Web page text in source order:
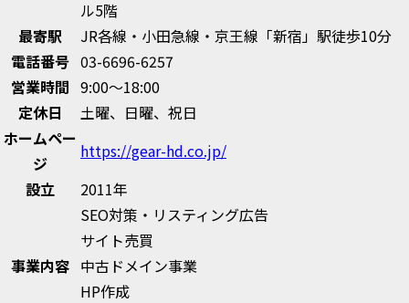
ル5階
最寄駅
JR各線・小田急線・京王線「新宿」駅徒歩10分
電話番号 03-6696-6257
営業時間 9:00～18:00
定休日
土曜、日曜、祝日
ホームペー
ジ
https://gear-hd.co.jp/
設立
2011年
事業内容
SEO対策・リスティング広告
サイト売買
中古ドメイン事業
HP作成